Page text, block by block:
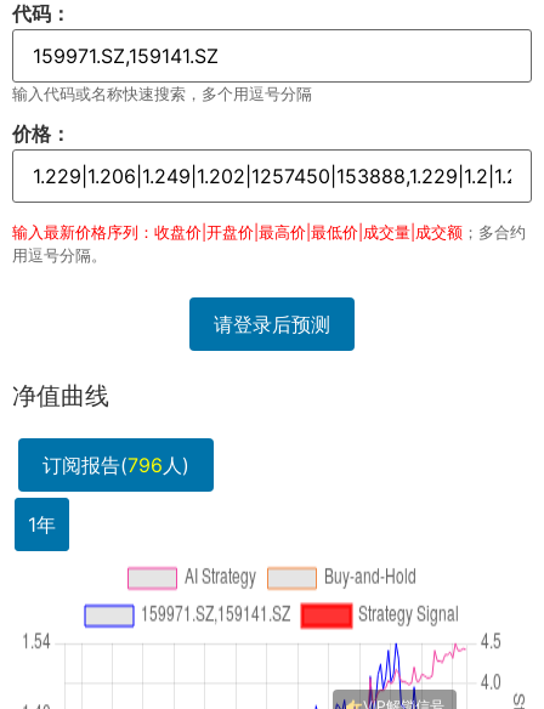
代码：
输入代码或名称快速搜索，多个用逗号分隔
价格：
输入最新价格序列：收盘价|开盘价|最高价|最低价|成交量|成交额 ；多合约
用逗号分隔。
请登录后预测
净值曲线
订阅报告(796人)
1年